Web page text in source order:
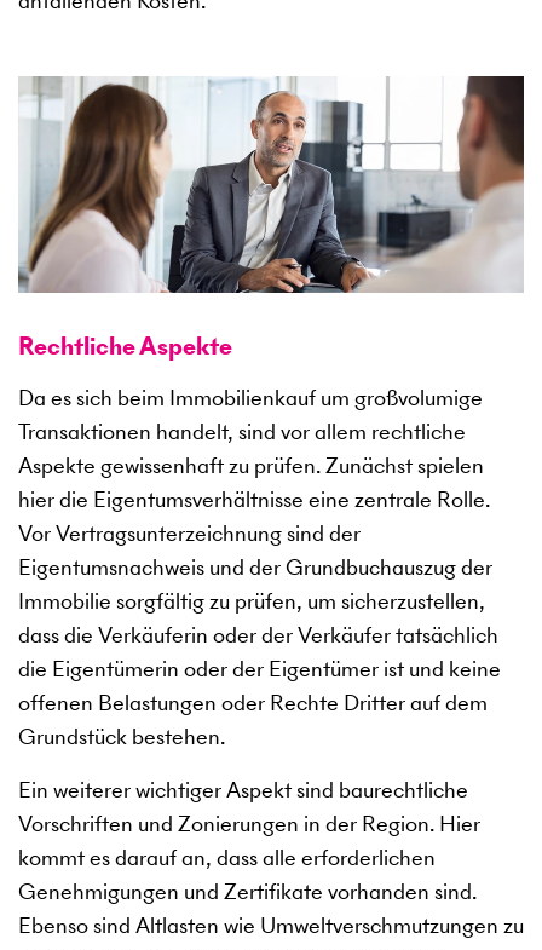
Rechtliche Aspekte
Da es sich beim Immobilienkauf um großvolumige
Transaktionen handelt, sind vor allem rechtliche
Aspekte gewissenhaft zu prüfen. Zunächst spielen
hier die Eigentumsverhältnisse eine zentrale Rolle.
Vor Vertragsunterzeichnung sind der
Eigentumsnachweis und der Grundbuchauszug der
Immobilie sorgfältig zu prüfen, um sicherzustellen,
dass die Verkäuferin oder der Verkäufer tatsächlich
die Eigentümerin oder der Eigentümer ist und keine
offenen Belastungen oder Rechte Dritter auf dem
Grundstück bestehen.
Ein weiterer wichtiger Aspekt sind baurechtliche
Vorschriften und Zonierungen in der Region. Hier
kommt es darauf an, dass alle erforderlichen
Genehmigungen und Zertifikate vorhanden sind.
Ebenso sind Altlasten wie Umweltverschmutzungen zu